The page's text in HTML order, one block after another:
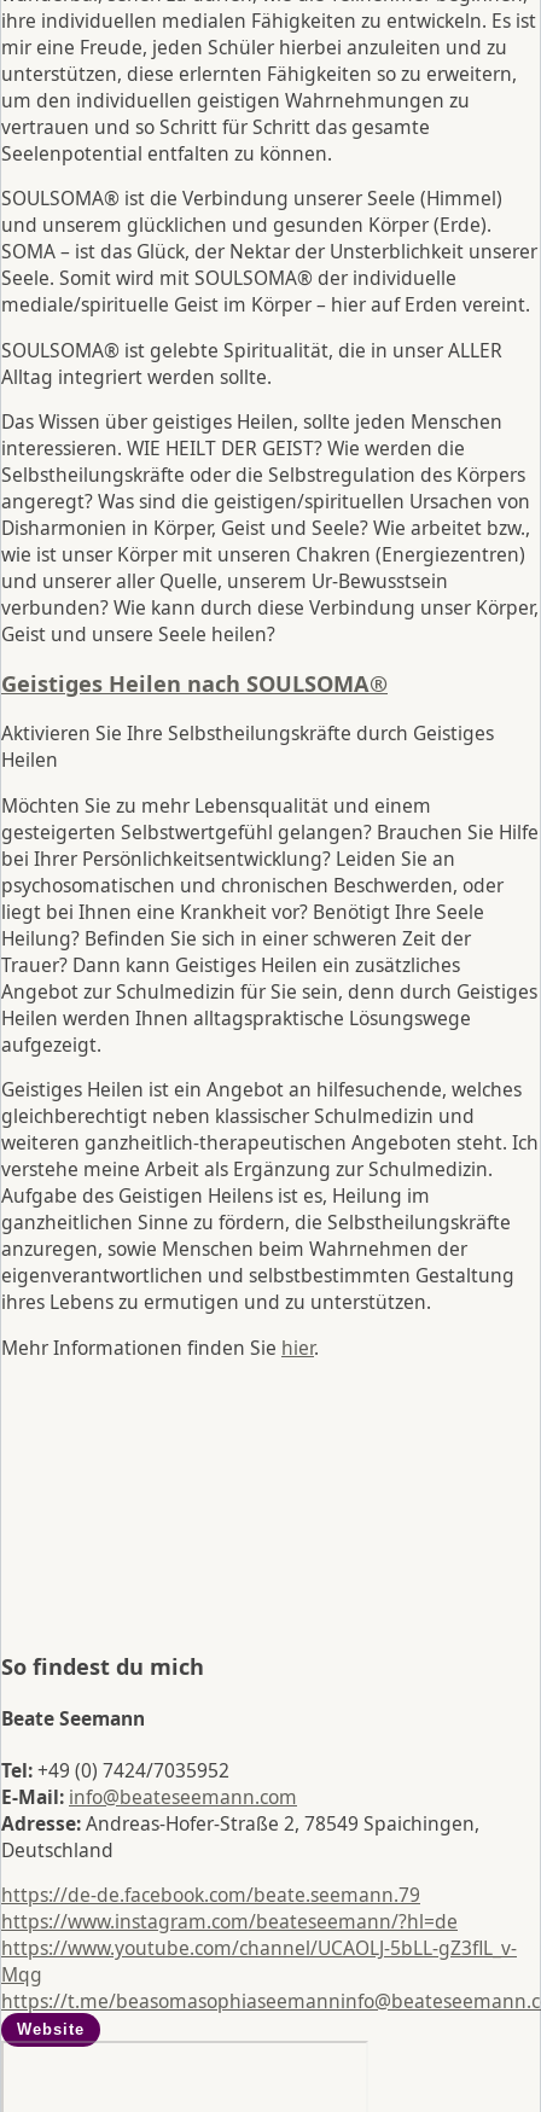
ihre individuellen medialen Fähigkeiten zu entwickeln. Es ist
mir eine Freude, jeden Schüler hierbei anzuleiten und zu
unterstützen, diese erlernten Fähigkeiten so zu erweitern,
um den individuellen geistigen Wahrnehmungen zu
vertrauen und so Schritt für Schritt das gesamte
Seelenpotential entfalten zu können.
SOULSOMA® ist die Verbindung unserer Seele (Himmel)
und unserem glücklichen und gesunden Körper (Erde).
SOMA – ist das Glück, der Nektar der Unsterblichkeit unserer
Seele. Somit wird mit SOULSOMA® der individuelle
mediale/spirituelle Geist im Körper – hier auf Erden vereint.
SOULSOMA® ist gelebte Spiritualität, die in unser ALLER
Alltag integriert werden sollte.
Das Wissen über geistiges Heilen, sollte jeden Menschen
interessieren. WIE HEILT DER GEIST? Wie werden die
Selbstheilungskräfte oder die Selbstregulation des Körpers
angeregt? Was sind die geistigen/spirituellen Ursachen von
Disharmonien in Körper, Geist und Seele? Wie arbeitet bzw.,
wie ist unser Körper mit unseren Chakren (Energiezentren)
und unserer aller Quelle, unserem Ur-Bewusstsein
verbunden? Wie kann durch diese Verbindung unser Körper,
Geist und unsere Seele heilen?
Geistiges Heilen nach SOULSOMA®
Aktivieren Sie Ihre Selbstheilungskräfte durch Geistiges
Heilen
Möchten Sie zu mehr Lebensqualität und einem
gesteigerten Selbstwertgefühl gelangen? Brauchen Sie Hilfe
bei Ihrer Persönlichkeitsentwicklung? Leiden Sie an
psychosomatischen und chronischen Beschwerden, oder
liegt bei Ihnen eine Krankheit vor? Benötigt Ihre Seele
Heilung? Befinden Sie sich in einer schweren Zeit der
Trauer? Dann kann Geistiges Heilen ein zusätzliches
Angebot zur Schulmedizin für Sie sein, denn durch Geistiges
Heilen werden Ihnen alltagspraktische Lösungswege
aufgezeigt.
Geistiges Heilen ist ein Angebot an hilfesuchende, welches
gleichberechtigt neben klassischer Schulmedizin und
weiteren ganzheitlich-therapeutischen Angeboten steht. Ich
verstehe meine Arbeit als Ergänzung zur Schulmedizin.
Aufgabe des Geistigen Heilens ist es, Heilung im
ganzheitlichen Sinne zu fördern, die Selbstheilungskräfte
anzuregen, sowie Menschen beim Wahrnehmen der
eigenverantwortlichen und selbstbestimmten Gestaltung
ihres Lebens zu ermutigen und zu unterstützen.
Mehr Informationen finden Sie hier.
So findest du mich
Beate Seemann
Tel:+49 (0) 7424/7035952
E-Mail: info@beateseemann.com
Adresse:Andreas-Hofer-Straße 2, 78549 Spaichingen,
Deutschland
https://de-de.facebook.com/beate.seemann.79
https://www.instagram.com/beateseemann/?hl=de
https://www.youtube.com/channel/UCAOLJ-5bLL-gZ3flL_v-
Mqg
https://t.me/beasomasophiaseemann
Website